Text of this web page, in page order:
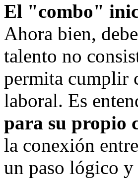
El "combo"
Ahora bien,
talento no
permita cumplir
laboral. Es
para su propio
la conexión
un paso lógico y